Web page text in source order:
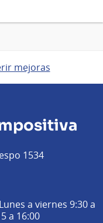
mejoras
1534
a viernes 9:30 a
a 16:00